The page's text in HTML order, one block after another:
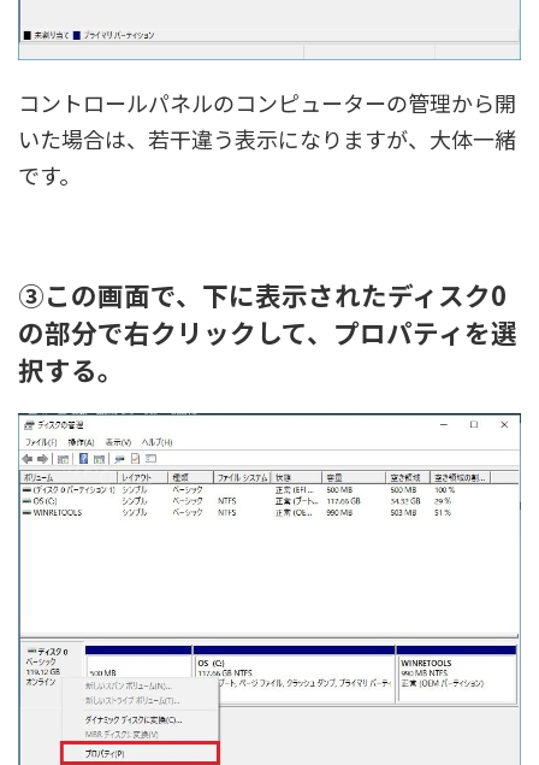
コントロールパネルのコンピューターの管理から開
いた場合は、若干違う表示になりますが、大体一緒
です。
③この画面で、下に表示されたディスク0
の部分で右クリックして、プロパティを選
択する。